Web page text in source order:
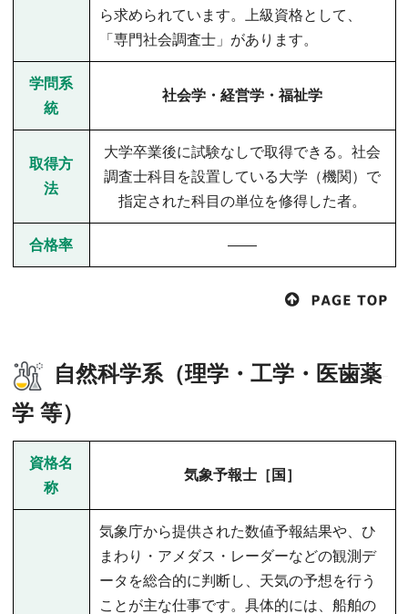
ら求められています。上級資格として、
「専門社会調査士」があります。
学問系
統
社会学・経営学・福祉学
取得方
法
大学卒業後に試験なしで取得できる。社会
調査士科目を設置している大学（機関）で
指定された科目の単位を修得した者。
合格率 ――
自然科学系（理学・工学・医歯薬
学 等）
資格名
称
気象予報士［国］
気象庁から提供された数値予報結果や、ひ
まわり・アメダス・レーダーなどの観測デ
ータを総合的に判断し、天気の予想を行う
ことが主な仕事です。具体的には、船舶の